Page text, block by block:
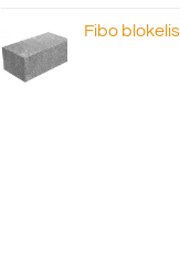
Fibo